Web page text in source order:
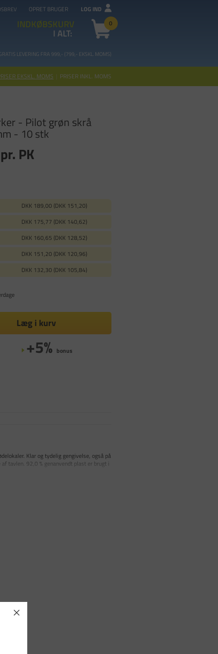
OPRET BRUGER LOG IND
INDKØBSKURV 0
I ALT:
LEVERING FRA 999,- (799,- EKSKL. MOMS)
EKSKL. MOMS | PRISER INKL. MOMS
- Pilot grøn skrå
- 10 stk
pr. PK
DKK 189,00 (DKK 151,20)
DKK 175,77 (DKK 140,62)
DKK 160,65 (DKK 128,52)
DKK 151,20 (DKK 120,96)
DKK 132,30 (DKK 105,84)
Læg i kurv
+5% bonus
Klar og tydelig gengivelse, også på
tavlen. 92,0 % genanvendt plast er brugt i